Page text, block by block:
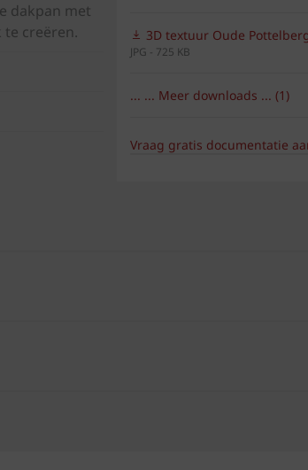
dakpan met
te creëren.
3D textuur Oude
JPG - 725 KB
... ... Meer downloads ... (1)
Vraag gratis documentatie